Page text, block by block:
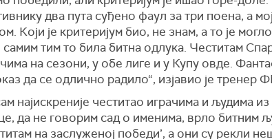
два пута суђено фаул за три поена, а
Који је критеријум био, не знам, а то је
самим тим то била битна одлука. Честитам
на сезони, у обе лиге и у Купу овде.
да се одлично радило“, изјавио је тренер
најискреније честитао играчима и људима
да не говорим сад о именима, врло битним
на заслуженој победи’, а они су рекли